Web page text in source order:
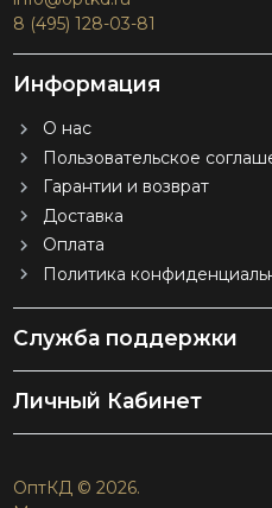
8 (495) 128-03-81
Информация
О нас
Пользовательское
Гарантии и возврат
Доставка
Оплата
Политика
Служба поддержки
Личный Кабинет
ОптКД © 2026.